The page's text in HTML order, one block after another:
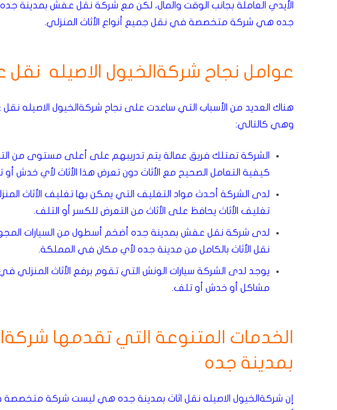
الأيدي العاملة بجانب الوقت والمال، لكن مع شركة نقل عفش بمدينة
جده هي شركة متخصصة في نقل جميع أنواع الأثاث المنزلي.
عوامل نجاح شركةالخيول الاصيله
هناك العديد من الأسباب التي ساعدت على نجاح شركةالخيول الاصيله
وهي كالتالي:
الشركة تمتلك فريق عمالة يتم تدريبهم على أعلى مستوى من
كيفية التعامل الصحيح مع الأثاث دون تعرض هذا الأثاث لأي خدش
لدى الشركة أحدث مواد التغليف التي يمكن بها تغليف الأثاث
تغليف الأثاث يحافظ على الأثاث من التعرض للكسر أو التلف.
لدى شركة نقل عفش بمدينة جده أضخم أسطول من السيارات
نقل الأثاث بالكامل من مدينة جده لأي مكان في المملكة.
يوجد لدى الشركة سيارات الونش التي تقوم برفع الأثاث المنزلي
مشاكل أو خدش أو تلف.
الخدمات المتنوعة التي تقدمها
بمدينة جده
إن شركةالخيول الاصيله نقل اثاث بمدينة جده هي ليست شركة متخصصة